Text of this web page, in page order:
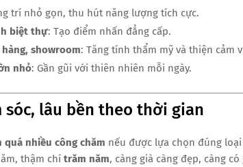
trí nhỏ gọn, thu hút năng lượng tích cực.
biệt thự: Tạo điểm nhấn đẳng cấp.
showroom: Tăng tính thẩm mỹ và thiện cảm
nhỏ: Gần gũi với thiên nhiên mỗi ngày.
sóc, lâu bền theo thời gian
quá nhiều công chăm nếu được lựa chọn đúng
thậm chí trăm năm, càng già càng đẹp, càng